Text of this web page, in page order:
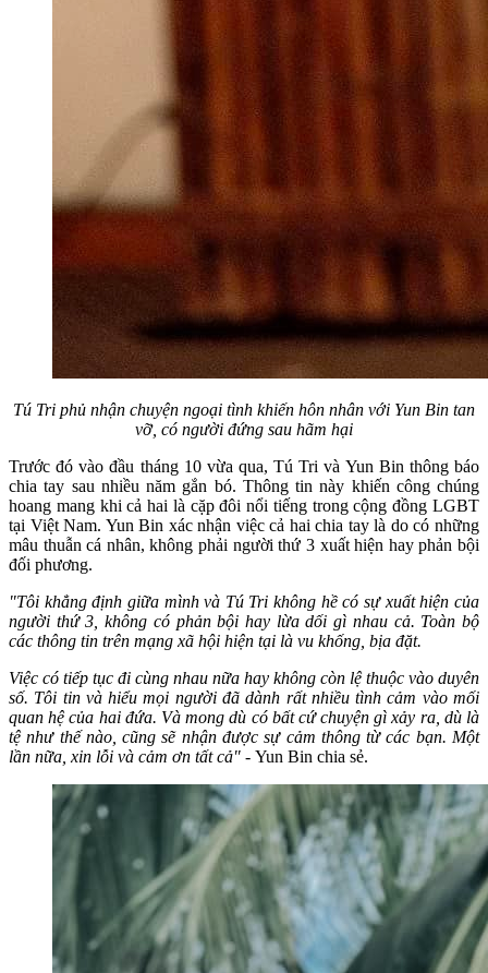
Tú Tri phủ nhận chuyện ngoại tình khiến hôn nhân với Yun Bin tan
vỡ, có người đứng sau hãm hại
Trước đó vào đầu tháng 10 vừa qua, Tú Tri và Yun Bin thông báo
chia tay sau nhiều năm gắn bó. Thông tin này khiến công chúng
hoang mang khi cả hai là cặp đôi nổi tiếng trong cộng đồng LGBT
tại Việt Nam. Yun Bin xác nhận việc cả hai chia tay là do có những
mâu thuẫn cá nhân, không phải người thứ 3 xuất hiện hay phản bội
đối phương.
"Tôi khẳng định giữa mình và Tú Tri không hề có sự xuất hiện của
người thứ 3, không có phản bội hay lừa dối gì nhau cả. Toàn bộ
các thông tin trên mạng xã hội hiện tại là vu khống, bịa đặt.
Việc có tiếp tục đi cùng nhau nữa hay không còn lệ thuộc vào duyên
số. Tôi tin và hiểu mọi người đã dành rất nhiều tình cảm vào mối
quan hệ của hai đứa. Và mong dù có bất cứ chuyện gì xảy ra, dù là
tệ như thế nào, cũng sẽ nhận được sự cảm thông từ các bạn. Một
lần nữa, xin lỗi và cảm ơn tất cả" - Yun Bin chia sẻ.